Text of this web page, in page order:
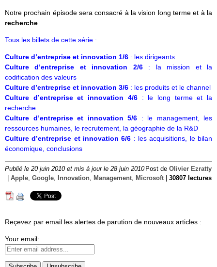
Notre prochain épisode sera consacré à la vision long terme et à la
recherche
Tous les billets de cette série :
Culture d’entreprise et innovation 1/6 : les dirigeants
Culture d’entreprise et innovation 2/6: la mission et la
codification des valeurs
Culture d’entreprise et innovation 3/6 : les produits et le channel
Culture d’entreprise et innovation 4/6: le long terme et la
recherche
Culture d’entreprise et innovation 5/6 : le management, les
ressources humaines, le recrutement, la géographie de la R&D
Culture d’entreprise et innovation 6/6 : les acquisitions, le bilan
économique, conclusions
Publié le 20 juin 2010 et mis à jour le 28 juin 2010 Post de Olivier Ezratty
Apple, Google, Innovation, Management, Microsoft| 30807 lectures
Reçevez par email les alertes de parution de nouveaux articles :
Your email: